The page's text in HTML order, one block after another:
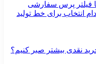
انتخاب برای خط تولید
نقدی بیشتر صبر کنیم؟